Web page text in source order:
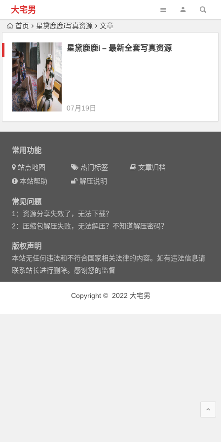
大宅男
首页 星黛鹿鹿i写真资源 文章
星黛鹿鹿i – 最新全套写真资源
07月19日
常用功能
站点地图 热门标签
文章归档
本站帮助
解压说明
常见问题
1：资源分享失效了，无法下载？
2：压缩包解压失败，无法解压？不知道解压密码？
版权声明
本站无任何违法和不符合国家相关法律的内容。如有违法信息请
联系站长进行删除。感谢您的监督
Copyright © 2022 大宅男